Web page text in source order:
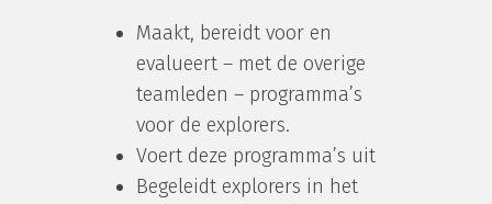
Maakt, bereidt voor en
evalueert – met de overige
teamleden – programma’s
voor de explorers.
Voert deze programma’s uit
Begeleidt explorers in het